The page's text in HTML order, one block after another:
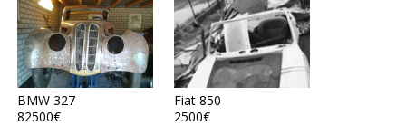
BMW 327
82500€
Fiat 850
2500€